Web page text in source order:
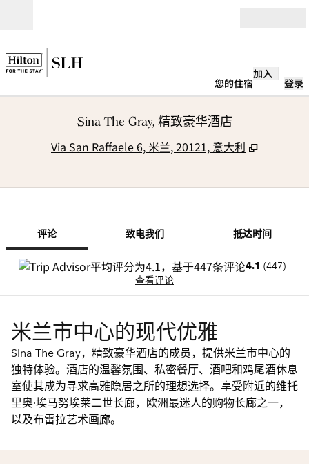
您的住宿
加入
登录
Sina The Gray, 精致豪华酒店
Via San Raffaele 6, 米兰, 20121, 意大利 ,
评论 致电我们 抵达时间
4.1 (447)
查看评论
米兰市中心的现代优雅
Sina The Gray，精致豪华酒店的成员，提供米兰市中心的
独特体验。酒店的温馨氛围、私密餐厅、酒吧和鸡尾酒休息
室使其成为寻求高雅隐居之所的理想选择。享受附近的维托
里奥·埃马努埃莱二世长廊，欧洲最迷人的购物长廊之一，
以及布雷拉艺术画廊。